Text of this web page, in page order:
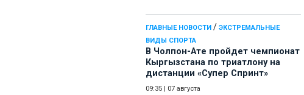
ГЛАВНЫЕ НОВОСТИ / ЭКСТРЕМАЛЬНЫЕ
ВИДЫ СПОРТА
В Чолпон-Ате пройдет чемпионат
Кыргызстана по триатлону на
дистанции «Супер Спринт»
09:35 07 августа